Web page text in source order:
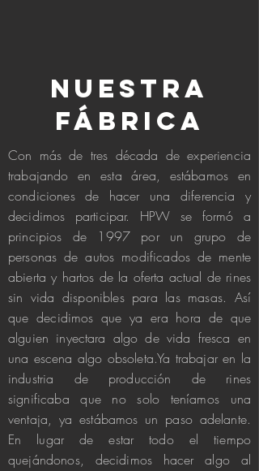
NUESTRA
FÁBRICA
Con más de tres década de experiencia
trabajando en esta área, estábamos en
condiciones de hacer una diferencia y
decidimos participar. HPW se formó a
principios de 1997 por un grupo de
personas de autos modificados de mente
abierta y hartos de la oferta actual de rines
sin vida disponibles para las masas. Así
que decidimos que ya era hora de que
alguien inyectara algo de vida fresca en
una escena algo obsoleta.Ya trabajar en la
industria de producción de rines
significaba que no solo teníamos una
ventaja, ya estábamos un paso adelante.
En lugar de estar todo el tiempo
quejándonos, decidimos hacer algo al